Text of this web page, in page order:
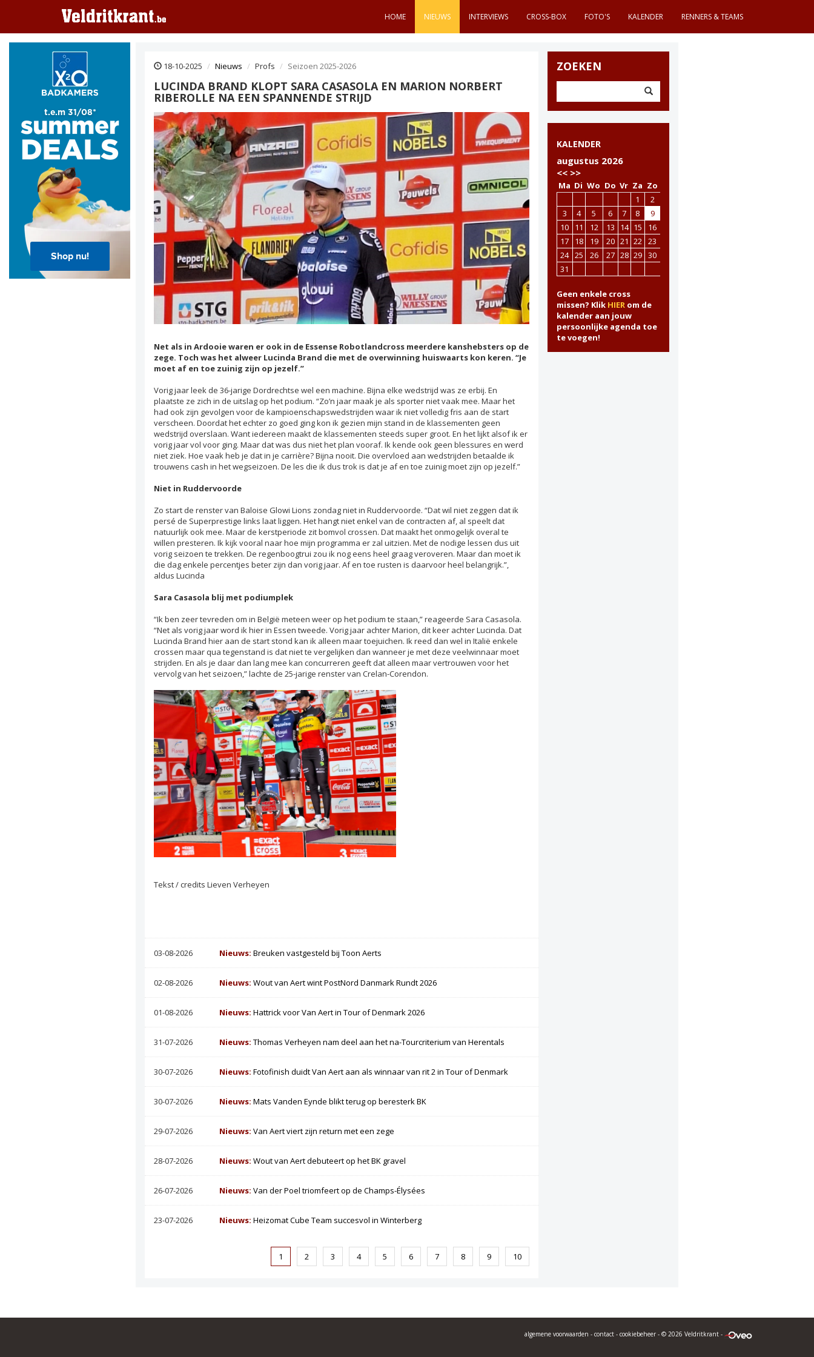
HOME NIEUWS INTERVIEWS CROSS-BOX FOTO'S KALENDER RENNERS & TEAMS
18-10-2025 Nieuws Profs Seizoen 2025-2026
LUCINDA BRAND KLOPT SARA CASASOLA EN MARION NORBERT
RIBEROLLE NA EEN SPANNENDE STRIJD
Net als in Ardooie waren er ook in de Essense Robotlandcross meerdere kanshebsters op de
zege. Toch was het alweer Lucinda Brand die met de overwinning huiswaarts kon keren. “Je
moet af en toe zuinig zijn op jezelf.”
Vorig jaar leek de 36-jarige Dordrechtse wel een machine. Bijna elke wedstrijd was ze erbij. En
plaatste ze zich in de uitslag op het podium. “Zo’n jaar maak je als sporter niet vaak mee. Maar het
had ook zijn gevolgen voor de kampioenschapswedstrijden waar ik niet volledig fris aan de start
verscheen. Doordat het echter zo goed ging kon ik gezien mijn stand in de klassementen geen
wedstrijd overslaan. Want iedereen maakt de klassementen steeds super groot. En het lijkt alsof ik er
vorig jaar vol voor ging. Maar dat was dus niet het plan vooraf. Ik kende ook geen blessures en werd
niet ziek. Hoe vaak heb je dat in je carrière? Bijna nooit. Die overvloed aan wedstrijden betaalde ik
trouwens cash in het wegseizoen. De les die ik dus trok is dat je af en toe zuinig moet zijn op jezelf.”
Niet in Ruddervoorde
Zo start de renster van Baloise Glowi Lions zondag niet in Ruddervoorde. “Dat wil niet zeggen dat ik
persé de Superprestige links laat liggen. Het hangt niet enkel van de contracten af, al speelt dat
natuurlijk ook mee. Maar de kerstperiode zit bomvol crossen. Dat maakt het onmogelijk overal te
willen presteren. Ik kijk vooral naar hoe mijn programma er zal uitzien. Met de nodige lessen dus uit
vorig seizoen te trekken. De regenboogtrui zou ik nog eens heel graag veroveren. Maar dan moet ik
die dag enkele percentjes beter zijn dan vorig jaar. Af en toe rusten is daarvoor heel belangrijk.”,
aldus Lucinda
Sara Casasola blij met podiumplek
“Ik ben zeer tevreden om in België meteen weer op het podium te staan,” reageerde Sara Casasola.
“Net als vorig jaar word ik hier in Essen tweede. Vorig jaar achter Marion, dit keer achter Lucinda. Dat
Lucinda Brand hier aan de start stond kan ik alleen maar toejuichen. Ik reed dan wel in Italië enkele
crossen maar qua tegenstand is dat niet te vergelijken dan wanneer je met deze veelwinnaar moet
strijden. En als je daar dan lang mee kan concurreren geeft dat alleen maar vertrouwen voor het
vervolg van het seizoen,” lachte de 25-jarige renster van Crelan-Corendon.
Tekst / credits Lieven Verheyen
03-08-2026 Nieuws:Breuken vastgesteld bij Toon Aerts
02-08-2026 Nieuws:Wout van Aert wint PostNord Danmark Rundt 2026
01-08-2026 Nieuws:Hattrick voor Van Aert in Tour of Denmark 2026
31-07-2026 Nieuws:Thomas Verheyen nam deel aan het na-Tourcriterium van Herentals
30-07-2026 Nieuws:Fotofinish duidt Van Aert aan als winnaar van rit 2 in Tour of Denmark
30-07-2026 Nieuws:Mats Vanden Eynde blikt terug op beresterk BK
29-07-2026 Nieuws:Van Aert viert zijn return met een zege
28-07-2026 Nieuws:Wout van Aert debuteert op het BK gravel
26-07-2026 Nieuws:Van der Poel triomfeert op de Champs-Élysées
23-07-2026 Nieuws:Heizomat Cube Team succesvol in Winterberg
1 2 3 4 5 6 7 8 9 10
ZOEKEN
KALENDER
augustus 2026
<< >>
Ma Di Wo Do Vr Za Zo
1
2
3
4 5 6 7 8
9
10
11 12 13 14 15
16
17
18 19 20 21 22 23
24 25 26 27 28 29 30
31
Geen enkele cross
missen? Klik HIERom de
kalender aan jouw
persoonlijke agenda toe
te voegen!
algemene voorwaarden - contact - cookiebeheer - © 2026 Veldritkrant -